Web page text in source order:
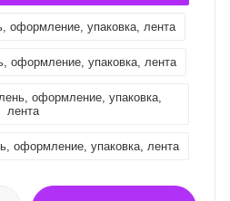
оформление, упаковка, лента
оформление, упаковка, лента
оформление, упаковка,
лента
оформление, упаковка, лента